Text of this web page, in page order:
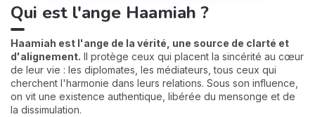
Qui est l'ange Haamiah ?
Haamiah est l'ange de la vérité, une source de clarté et
d'alignement. Il protège ceux qui placent la sincérité au cœur
de leur vie : les diplomates, les médiateurs, tous ceux qui
cherchent l'harmonie dans leurs relations. Sous son influence,
on vit une existence authentique, libérée du mensonge et de
la dissimulation.